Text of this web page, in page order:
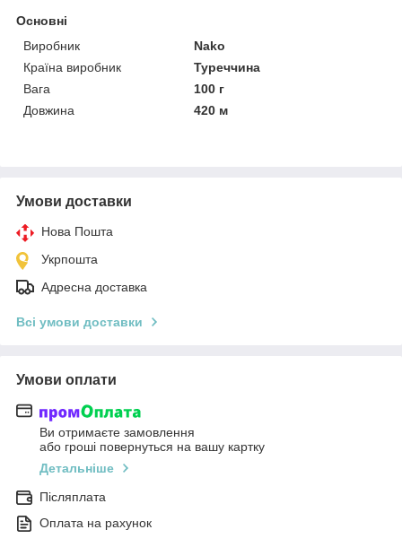
Основні
Виробник
Nako
Країна виробник
Туреччина
Вага
100 г
Довжина
420 м
Умови доставки
Нова Пошта
Укрпошта
Адресна доставка
Всі умови доставки
Умови оплати
Ви отримаєте замовлення
або гроші повернуться на вашу картку
Детальніше
Післяплата
Оплата на рахунок